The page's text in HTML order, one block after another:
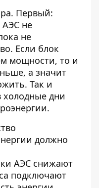
Первый:
АЭС не
не
. Если блок
мощности, то и
а значит
Так и
холодные дни
должно
АЭС снижают
подключают